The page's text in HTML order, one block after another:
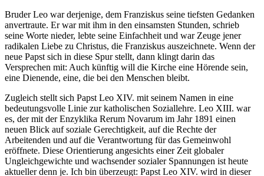
Bruder Leo war derjenige, dem Franziskus seine tiefsten Gedanken
anvertraute. Er war mit ihm in den einsamsten Stunden, schrieb
seine Worte nieder, lebte seine Einfachheit und war Zeuge jener
radikalen Liebe zu Christus, die Franziskus auszeichnete. Wenn der
neue Papst sich in diese Spur stellt, dann klingt darin das
Versprechen mit: Auch künftig will die Kirche eine Hörende sein,
eine Dienende, eine, die bei den Menschen bleibt.
Zugleich stellt sich Papst Leo XIV. mit seinem Namen in eine
bedeutungsvolle Linie zur katholischen Soziallehre. Leo XIII. war
es, der mit der Enzyklika Rerum Novarum im Jahr 1891 einen
neuen Blick auf soziale Gerechtigkeit, auf die Rechte der
Arbeitenden und auf die Verantwortung für das Gemeinwohl
eröffnete. Diese Orientierung angesichts einer Zeit globaler
Ungleichgewichte und wachsender sozialer Spannungen ist heute
aktueller denn je. Ich bin überzeugt: Papst Leo XIV. wird in dieser